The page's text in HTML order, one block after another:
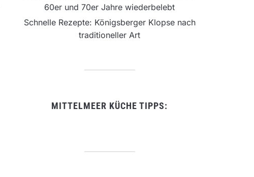
60er und 70er Jahre wiederbelebt
Schnelle Rezepte: Königsberger Klopse nach
traditioneller Art
MITTELMEER KÜCHE TIPPS: